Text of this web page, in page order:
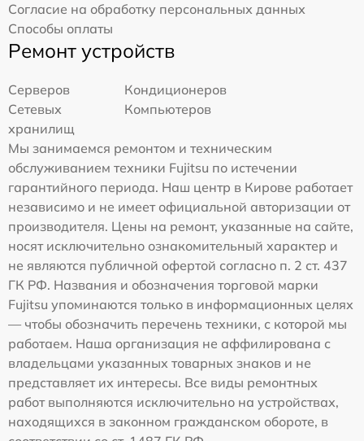
Согласие на обработку персональных данных
Способы оплаты
Ремонт устройств
Серверов
Кондиционеров
Сетевых
хранилищ
Компьютеров
Мы занимаемся ремонтом и техническим
обслуживанием техники Fujitsu по истечении
гарантийного периода. Наш центр в Кирове работает
независимо и не имеет официальной авторизации от
производителя. Цены на ремонт, указанные на сайте,
носят исключительно ознакомительный характер и
не являются публичной офертой согласно п. 2 ст. 437
ГК РФ. Названия и обозначения торговой марки
Fujitsu упоминаются только в информационных целях
— чтобы обозначить перечень техники, с которой мы
работаем. Наша организация не аффилирована с
владельцами указанных товарных знаков и не
представляет их интересы. Все виды ремонтных
работ выполняются исключительно на устройствах,
находящихся в законном гражданском обороте, в